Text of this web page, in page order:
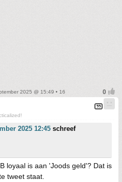
2025 @ 15:49 • 16
2025 12:45 schreef
loyaal is aan 'Joods geld'? Dat is
tweet staat.